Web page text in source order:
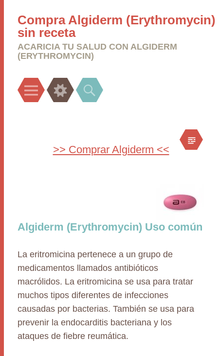
Compra Algiderm (Erythromycin)
sin receta
ACARICIA TU SALUD CON ALGIDERM
(ERYTHROMYCIN)
Menu Widgets Search
>> Comprar Algiderm <<
Algiderm (Erythromycin) Uso común
La eritromicina pertenece a un grupo de
medicamentos llamados antibióticos
macrólidos. La eritromicina se usa para tratar
muchos tipos diferentes de infecciones
causadas por bacterias. También se usa para
prevenir la endocarditis bacteriana y los
ataques de fiebre reumática.